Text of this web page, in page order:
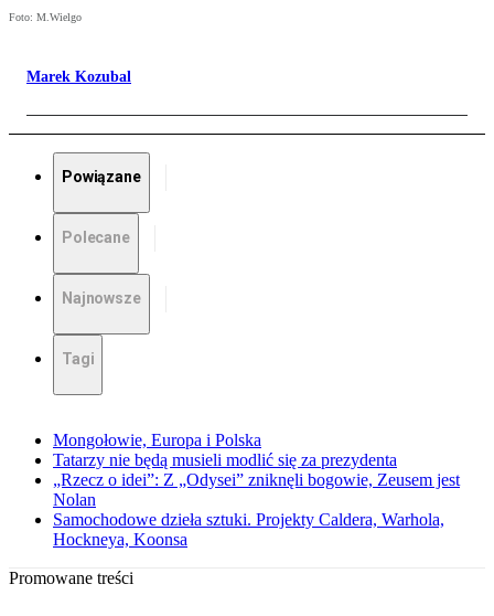
Foto: M.Wielgo
Marek Kozubal
Powiązane
Polecane
Najnowsze
Tagi
Mongołowie, Europa i Polska
Tatarzy nie będą musieli modlić się za prezydenta
„Rzecz o idei”: Z „Odysei” zniknęli bogowie, Zeusem jest
Nolan
Samochodowe dzieła sztuki. Projekty Caldera, Warhola,
Hockneya, Koonsa
Promowane treści